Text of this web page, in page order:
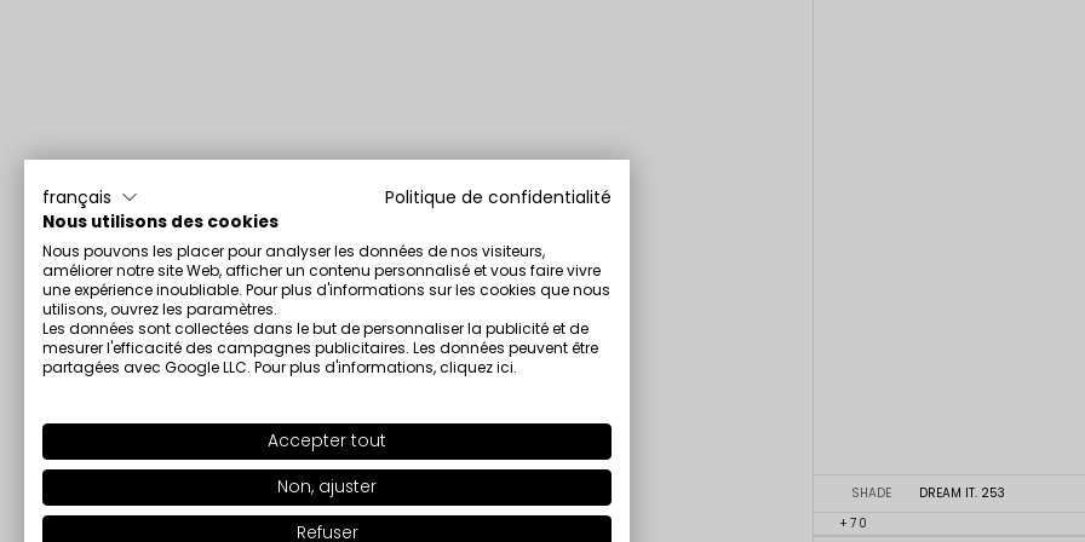
SHADE
DREAM IT. 253
+70
français
Politique de confidentialité
Nous utilisons des cookies
Nous pouvons les placer pour analyser les données de nos visiteurs,
améliorer notre site Web, afficher un contenu personnalisé et vous faire vivre
une expérience inoubliable. Pour plus d'informations sur les cookies que nous
utilisons, ouvrez les paramètres.
Les données sont collectées dans le but de personnaliser la publicité et de
mesurer l'efficacité des campagnes publicitaires. Les données peuvent être
partagées avec Google LLC. Pour plus d'informations,cliquez ici.
Accepter tout
Non, ajuster
Refuser